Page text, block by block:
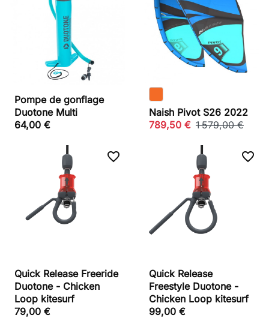
Pompe de gonflage
Duotone Multi
64,00 €
Naish Pivot S26 2022
789,50 € 1 579,00 €
favorite_border
Quick Release Freeride
Duotone - Chicken
Loop kitesurf
79,00 €
favorite_border
Quick Release
Freestyle Duotone -
Chicken Loop kitesurf
99,00 €